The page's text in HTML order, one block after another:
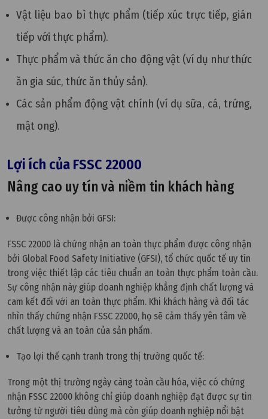
Vật liệu bao bì thực phẩm (tiếp xúc trực tiếp, gián
tiếp với thực phẩm).
Thực phẩm và thức ăn cho động vật (ví dụ như thức
ăn gia súc, thức ăn thủy sản).
Các sản phẩm động vật chính (ví dụ sữa, cá, trứng,
mật ong).
Lợi ích của FSSC 22000
Nâng cao uy tín và niềm tin khách hàng
Được công nhận bởi GFSI:
FSSC 22000 là chứng nhận an toàn thực phẩm được công nhận
bởi Global Food Safety Initiative (GFSI), tổ chức quốc tế uy tín
trong việc thiết lập các tiêu chuẩn an toàn thực phẩm toàn cầu.
Sự công nhận này giúp doanh nghiệp khẳng định chất lượng và
cam kết đối với an toàn thực phẩm. Khi khách hàng và đối tác
nhìn thấy chứng nhận FSSC 22000, họ sẽ cảm thấy yên tâm về
chất lượng và an toàn của sản phẩm.
Tạo lợi thế cạnh tranh trong thị trường quốc tế:
Trong một thị trường ngày càng toàn cầu hóa, việc có chứng
nhận FSSC 22000 không chỉ giúp doanh nghiệp đạt được sự tin
tưởng từ người tiêu dùng mà còn giúp doanh nghiệp nổi bật